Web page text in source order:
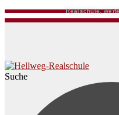
Realschule,
Suche